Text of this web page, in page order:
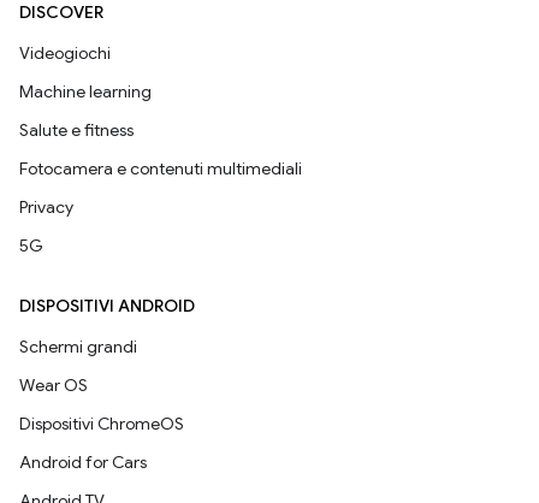
DISCOVER
Videogiochi
Machine learning
Salute e fitness
Fotocamera e contenuti multimediali
Privacy
5G
DISPOSITIVI ANDROID
Schermi grandi
Wear OS
Dispositivi ChromeOS
Android for Cars